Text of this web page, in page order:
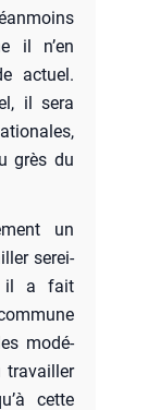
il n’en
actuel.
il sera
grès du
un
serei­
il a fait
modé­
tra­vailler
cette